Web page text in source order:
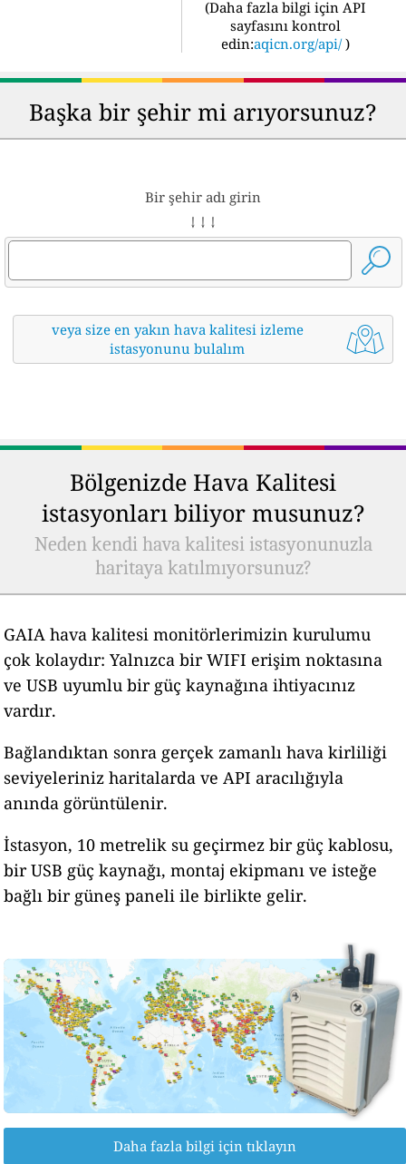
(Daha fazla bilgi için API
sayfasını kontrol
edin:aqicn.org/api/ )
Başka bir şehir mi arıyorsunuz?
Bir şehir adı girin
↓ ↓ ↓
veya size en yakın hava kalitesi izleme
istasyonunu bulalım
Bölgenizde Hava Kalitesi
istasyonları biliyor musunuz?
Neden kendi hava kalitesi istasyonunuzla
haritaya katılmıyorsunuz?
GAIA hava kalitesi monitörlerimizin kurulumu
çok kolaydır: Yalnızca bir WIFI erişim noktasına
ve USB uyumlu bir güç kaynağına ihtiyacınız
vardır.
Bağlandıktan sonra gerçek zamanlı hava kirliliği
seviyeleriniz haritalarda ve API aracılığıyla
anında görüntülenir.
İstasyon, 10 metrelik su geçirmez bir güç kablosu,
bir USB güç kaynağı, montaj ekipmanı ve isteğe
bağlı bir güneş paneli ile birlikte gelir.
Daha fazla bilgi için tıklayın